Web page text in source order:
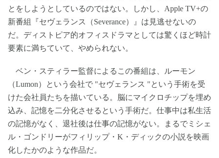
とをしようとしているのではない。しかし、Apple TV+の
新番組『セヴェランス（Severance）』は見逃せないの
だ。ディストピア的オフィスドラマとしては驚くほど時計
要素に満ちていて、やめられない。
ベン・スティラー監督によるこの番組は、ルーモン
（Lumon）という会社で "セヴェランス "という手術を受
けた会社員たちを描いている。脳にマイクロチップを埋め
込み、記憶を二分化させるという手術だ。仕事中は私生活
の記憶がなく、退社後は仕事の記憶がない。まるでミシェ
ル・ゴンドリーがフィリップ・K・ディックの小説を映画
化したかのような作品だ。